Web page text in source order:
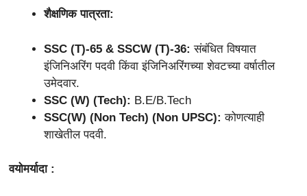
शैक्षणिक पात्रता:
SSC (T)-65 & SSCW (T)-36:संबंधित विषयात
इंजिनिअरिंग पदवी किंवा इंजिनिअरिंगच्या शेवटच्या वर्षातील
उमेदवार.
SSC (W) (Tech): B.E/B.Tech
SSC(W) (Non Tech) (Non UPSC):कोणत्याही
शाखेतील पदवी.
वयोमर्यादा :